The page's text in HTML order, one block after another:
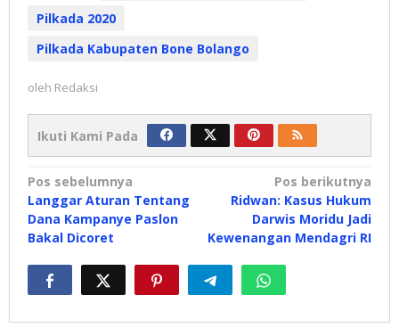
Pilkada 2020
Pilkada Kabupaten Bone Bolango
oleh Redaksi
Ikuti Kami Pada
Navigasi
pos
Pos sebelumnya
Langgar Aturan Tentang
Dana Kampanye Paslon
Bakal Dicoret
Pos berikutnya
Ridwan: Kasus Hukum
Darwis Moridu Jadi
Kewenangan Mendagri RI